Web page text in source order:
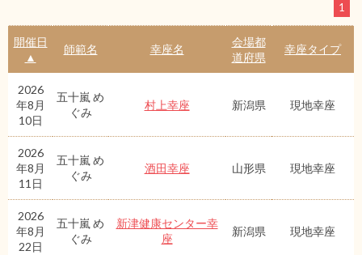
1
開催日
▲
師範名 幸座名
会場都
道府県
幸座タイプ
2026
年8月
10日
五十嵐 め
ぐみ
村上幸座 新潟県 現地幸座
2026
年8月
11日
五十嵐 め
ぐみ
酒田幸座 山形県 現地幸座
2026
年8月
22日
五十嵐 め
ぐみ
新津健康センター幸
座
新潟県 現地幸座